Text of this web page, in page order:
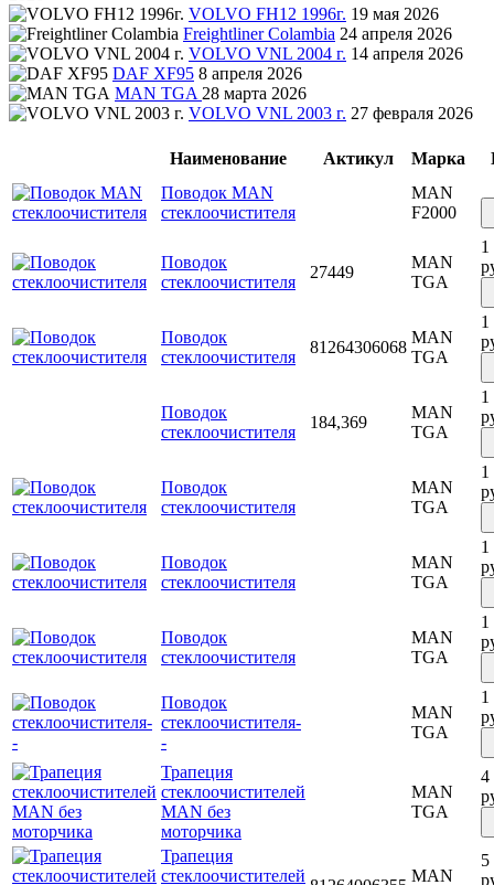
VOLVO FH12 1996г. 19 мая 2026
Freightliner Colambia 24 апреля 2026
VOLVO VNL 2004 г. 14 апреля 2026
DAF XF95 8 апреля 2026
MAN TGA 28 марта 2026
VOLVO VNL 2003 г. 27 февраля 2026
Наименование Актикул Марка
Поводок MAN
стеклоочистителя
MAN
F2000
Поводок
стеклоочистителя
27449
MAN
TGA
1
Поводок
стеклоочистителя
81264306068
MAN
TGA
1
Поводок
стеклоочистителя
184,369
MAN
TGA
1
Поводок
стеклоочистителя
MAN
TGA
1
Поводок
стеклоочистителя
MAN
TGA
1
Поводок
стеклоочистителя
MAN
TGA
1
Поводок
стеклоочистителя-
-
MAN
TGA
1
Трапеция
стеклоочистителей
MAN без
моторчика
MAN
TGA
4
Трапеция
стеклоочистителей
MAN
5